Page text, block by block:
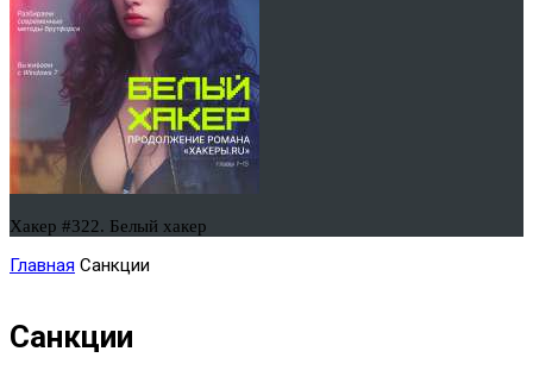
Хакер #322. Белый хакер
Главная Санкции
Санкции